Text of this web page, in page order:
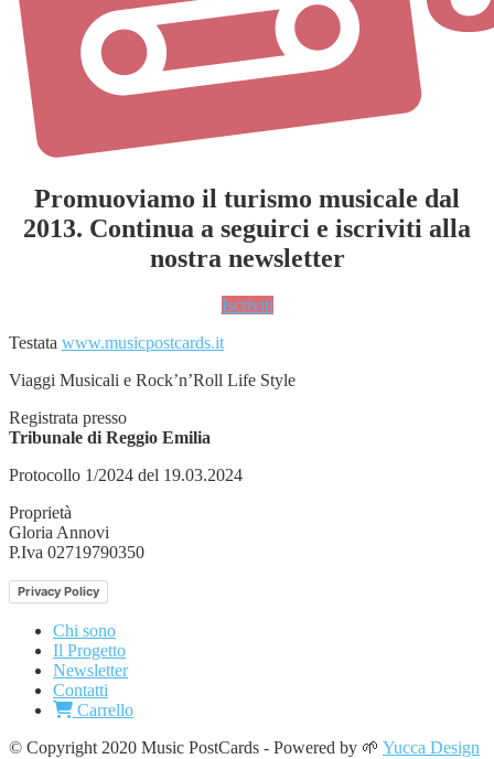
Promuoviamo il turismo musicale dal
2013. Continua a seguirci e iscriviti alla
nostra newsletter
Iscriviti
Testata www.musicpostcards.it
Viaggi Musicali e Rock’n’Roll Life Style
Registrata presso
Tribunale di Reggio Emilia
Protocollo 1/2024 del 19.03.2024
Proprietà
Gloria Annovi
P.Iva 02719790350
Privacy Policy
Chi sono
Il Progetto
Newsletter
Contatti
Carrello
© Copyright 2020 Music PostCards - Powered by 🌱 Yucca Design